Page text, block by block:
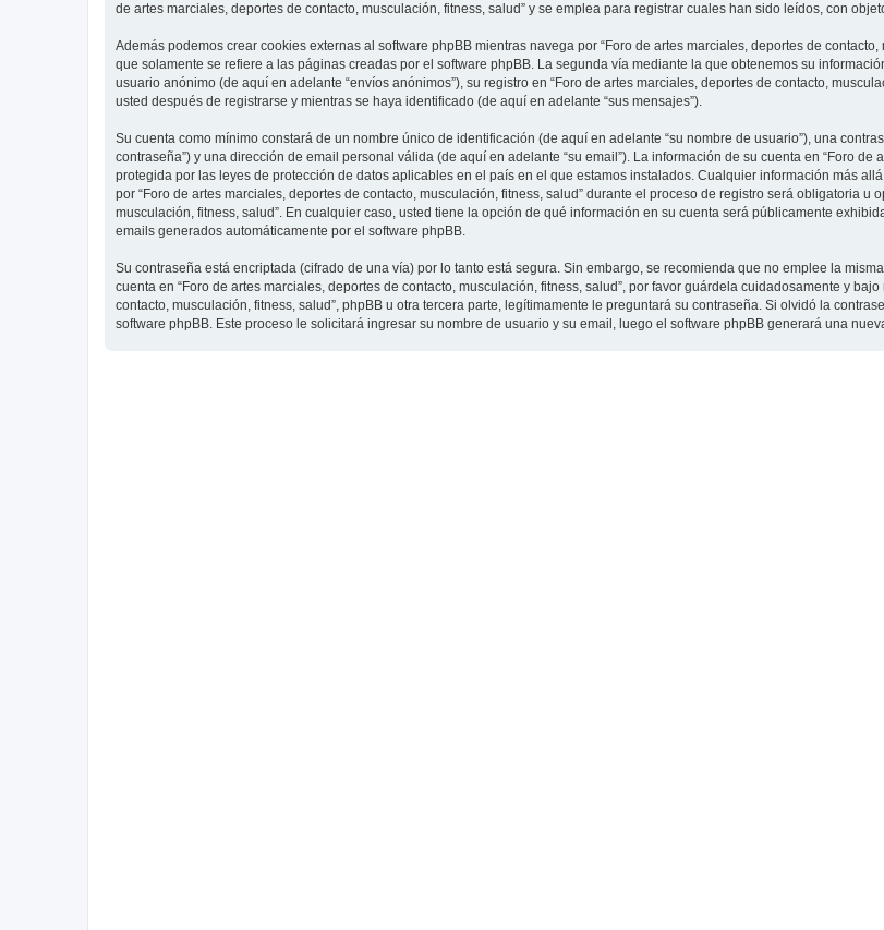
de artes marciales, deportes de contacto, musculación, fitness, salud” y se emplea para registrar cuales han sido leídos, con
Además podemos crear cookies externas al software phpBB mientras navega por “Foro de artes marciales, deportes de
que solamente se refiere a las páginas creadas por el software phpBB. La segunda vía mediante la que obtenemos su
usuario anónimo (de aquí en adelante “envíos anónimos”), su registro en “Foro de artes marciales, deportes de contacto,
usted después de registrarse y mientras se haya identificado (de aquí en adelante “sus mensajes”).
Su cuenta como mínimo constará de un nombre único de identificación (de aquí en adelante “su nombre de usuario”), una
contraseña”) y una dirección de email personal válida (de aquí en adelante “su email”). La información de su cuenta en “Foro
protegida por las leyes de protección de datos aplicables en el país en el que estamos instalados. Cualquier información más
por “Foro de artes marciales, deportes de contacto, musculación, fitness, salud” durante el proceso de registro será obligatoria
musculación, fitness, salud”. En cualquier caso, usted tiene la opción de qué información en su cuenta será públicamente
emails generados automáticamente por el software phpBB.
Su contraseña está encriptada (cifrado de una vía) por lo tanto está segura. Sin embargo, se recomienda que no emplee la
cuenta en “Foro de artes marciales, deportes de contacto, musculación, fitness, salud”, por favor guárdela cuidadosamente y
contacto, musculación, fitness, salud”, phpBB u otra tercera parte, legítimamente le preguntará su contraseña. Si olvidó la
software phpBB. Este proceso le solicitará ingresar su nombre de usuario y su email, luego el software phpBB generará una